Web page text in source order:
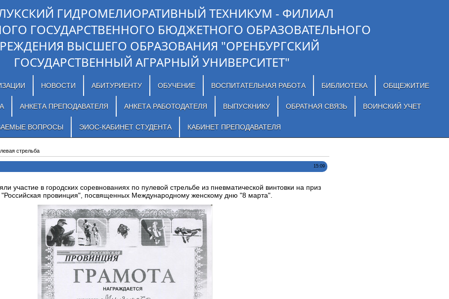
ГИДРОМЕЛИОРАТИВНЫЙ ТЕХНИКУМ - ФИЛИАЛ
ГОСУДАРСТВЕННОГО БЮДЖЕТНОГО ОБРАЗОВАТЕЛЬНОГО
ВЫСШЕГО ОБРАЗОВАНИЯ "ОРЕНБУРГСКИЙ
ГОСУДАРСТВЕННЫЙ АГРАРНЫЙ УНИВЕРСИТЕТ"
НОВОСТИ АБИТУРИЕНТУ ОБУЧЕНИЕ ВОСПИТАТЕЛЬНАЯ РАБОТА БИБЛИОТЕКА ОБЩЕЖИТИЕ
АНКЕТА ПРЕПОДАВАТЕЛЯ АНКЕТА РАБОТОДАТЕЛЯ ВЫПУСКНИКУ ОБРАТНАЯ СВЯЗЬ ВОИНСКИЙ УЧЕТ
ВОПРОСЫ ЭИОС-КАБИНЕТ СТУДЕНТА КАБИНЕТ ПРЕПОДАВАТЕЛЯ
стрельба
15:09
участие в городских соревнованиях по пулевой стрельбе из пневматической винтовки на приз
"Российская провинция", посвященных Международному женскому дню "8 марта".